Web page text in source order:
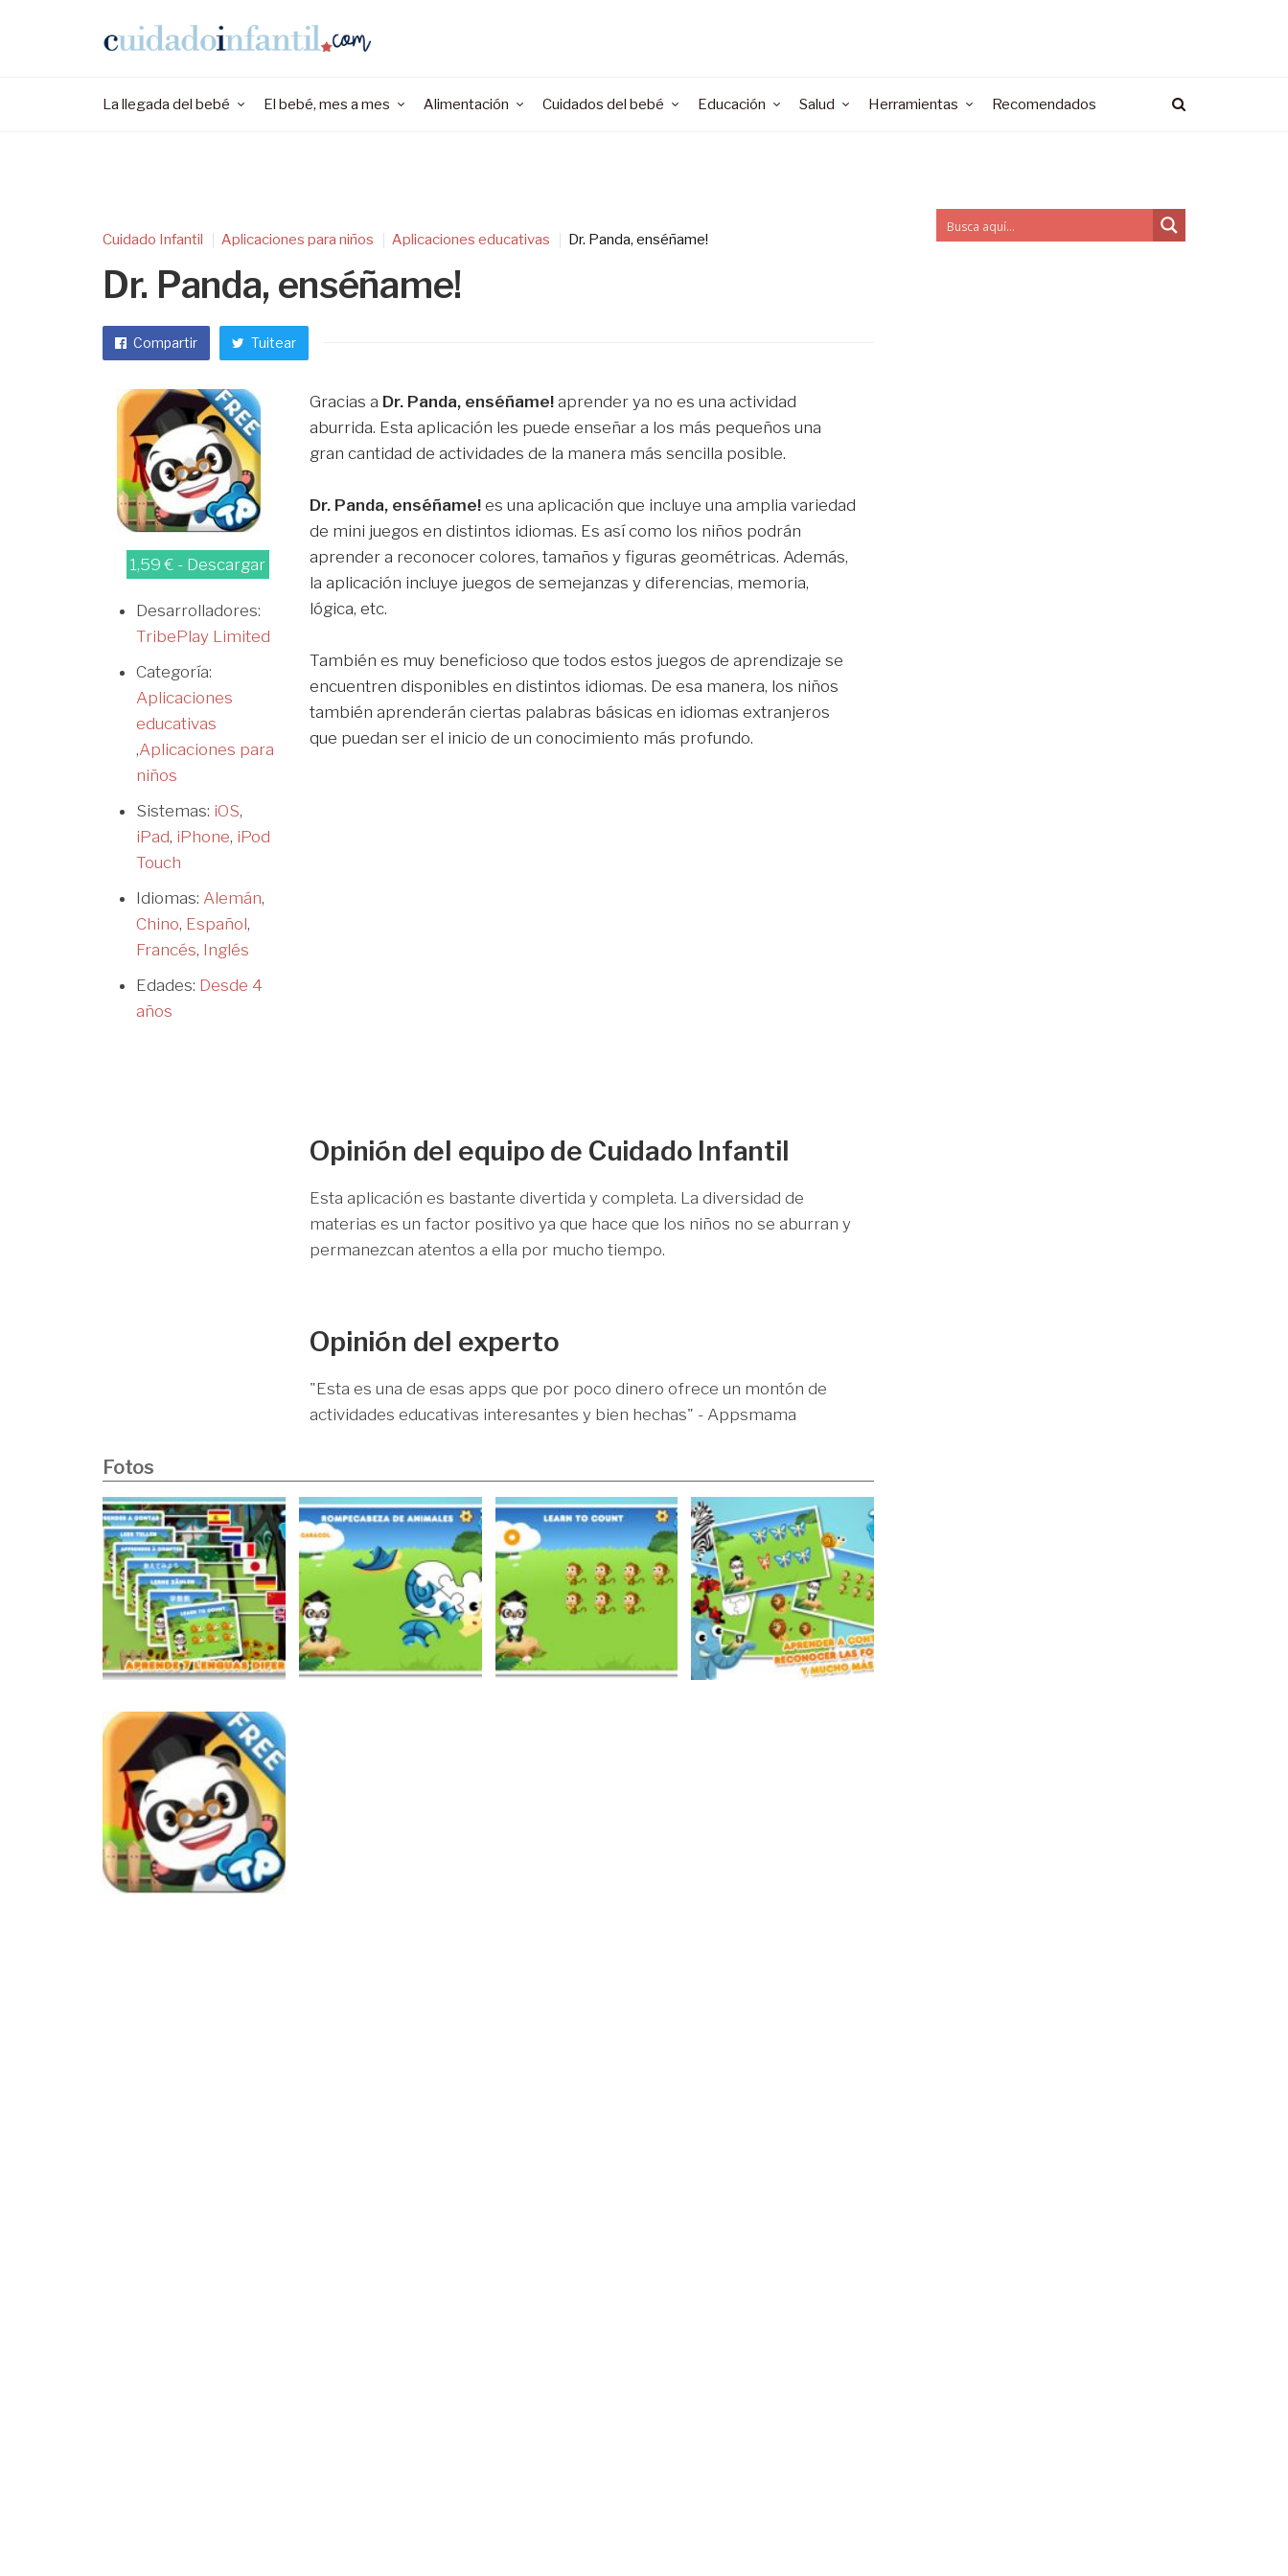
La llegada del bebé El bebé, mes a mes Alimentación Cuidados del bebé Educación Salud Herramientas Recomendados
Cuidado Infantil Aplicaciones para niños Aplicaciones educativas Dr. Panda, enséñame!
Dr. Panda, enséñame!
Compartir Tuitear
1,59 € - Descargar
Desarrolladores:
TribePlay Limited
Categoría:
Aplicaciones
educativas
,Aplicaciones para
niños
Sistemas: iOS,
iPad, iPhone, iPod
Touch
Idiomas: Alemán,
Chino, Español,
Francés, Inglés
Edades: Desde 4
años
Gracias a Dr. Panda, enséñame! aprender ya no es una actividad
aburrida. Esta aplicación les puede enseñar a los más pequeños una
gran cantidad de actividades de la manera más sencilla posible.
Dr. Panda, enséñame! es una aplicación que incluye una amplia variedad
de mini juegos en distintos idiomas. Es así como los niños podrán
aprender a reconocer colores, tamaños y figuras geométricas. Además,
la aplicación incluye juegos de semejanzas y diferencias, memoria,
lógica, etc.
También es muy beneficioso que todos estos juegos de aprendizaje se
encuentren disponibles en distintos idiomas. De esa manera, los niños
también aprenderán ciertas palabras básicas en idiomas extranjeros
que puedan ser el inicio de un conocimiento más profundo.
Opinión del equipo de Cuidado Infantil
Esta aplicación es bastante divertida y completa. La diversidad de
materias es un factor positivo ya que hace que los niños no se aburran y
permanezcan atentos a ella por mucho tiempo.
Opinión del experto
"Esta es una de esas apps que por poco dinero ofrece un montón de
actividades educativas interesantes y bien hechas" - Appsmama
Fotos